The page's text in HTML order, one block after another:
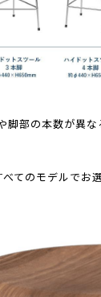
脚部の本数が異
てのモデルでお